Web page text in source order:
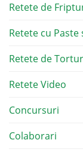
Retete de
Retete cu Paste
Retete de
Retete Video
Concursuri
Colaborari